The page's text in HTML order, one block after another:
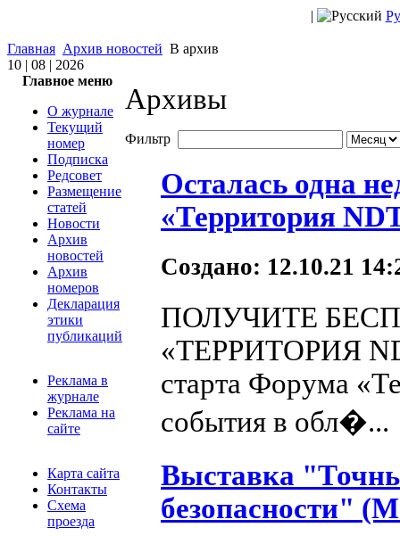
|
Главная Архив новостей В архив
10 | 08 | 2026
Главное меню
О журнале
Текущий
номер
Подписка
Редсовет
Размещение
статей
Новости
Архив
новостей
Архив
номеров
Декларация
этики
публикаций
Реклама в
журнале
Реклама на
сайте
Карта сайта
Контакты
Схема
проезда
Архивы
Фильтр
Осталась одна
«Территория
Создано: 12.10.21
ПОЛУЧИТЕ
«ТЕРРИТОРИЯ
старта Форума
события в обл�...
Выставка
безопасности"